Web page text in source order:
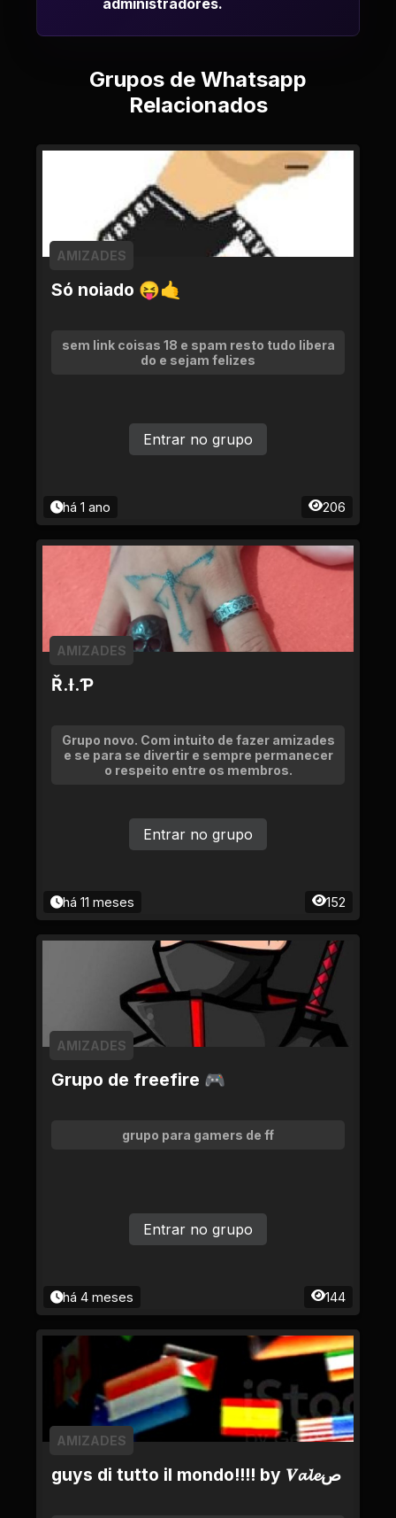
administradores.
Grupos de Whatsapp
Relacionados
Só noiado 😝🤙
AMIZADES
sem link coisas 18 e spam resto tudo libera
do e sejam felizes
há 1 ano 206
Entrar no grupo
Ř.Ɨ.Ƥ
AMIZADES
Grupo novo. Com intuito de fazer amizades
e se para se divertir e sempre permanecer
o respeito entre os membros.
há 11 meses 152
Entrar no grupo
Grupo de freefire 🎮
AMIZADES
grupo para gamers de ff
há 4 meses 144
Entrar no grupo
guys di tutto il mondo!!!! by 𝑽𝓪𝓵𝓮ص
AMIZADES